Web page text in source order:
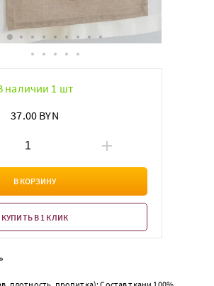
наличии 1 шт
37.00 BYN
В КОРЗИНУ
КУПИТЬ В 1 КЛИК